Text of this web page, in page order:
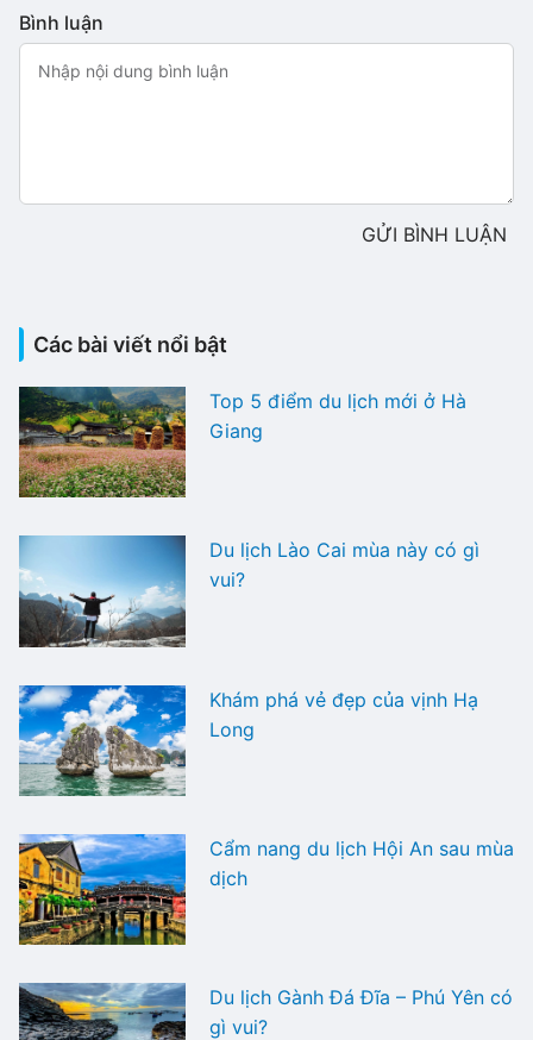
Bình luận
GỬI BÌNH LUẬN
Các bài viết nổi bật
Top 5 điểm du lịch mới ở Hà
Giang
Du lịch Lào Cai mùa này có gì
vui?
Khám phá vẻ đẹp của vịnh Hạ
Long
Cẩm nang du lịch Hội An sau mùa
dịch
Du lịch Gành Đá Đĩa – Phú Yên có
gì vui?